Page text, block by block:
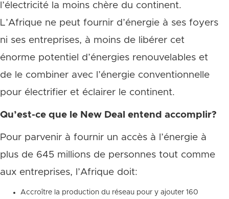
l’électricité la moins chère du continent.
L’Afrique ne peut fournir d’énergie à ses foyers
ni ses entreprises, à moins de libérer cet
énorme potentiel d’énergies renouvelables et
de le combiner avec l’énergie conventionnelle
pour électrifier et éclairer le continent.
Qu’est-ce que le New Deal entend accomplir?
Pour parvenir à fournir un accès à l’énergie à
plus de 645 millions de personnes tout comme
aux entreprises, l’Afrique doit:
Accroître la production du réseau pour y ajouter 160